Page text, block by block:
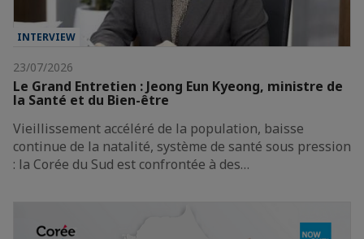
INTERVIEW
23/07/2026
Le Grand Entretien : Jeong Eun Kyeong, ministre de
la Santé et du Bien-être
Vieillissement accéléré de la population, baisse
continue de la natalité, système de santé sous pression
: la Corée du Sud est confrontée à des…